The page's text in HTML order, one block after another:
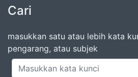
Cari
masukkan satu atau lebih kata
pengarang, atau subjek